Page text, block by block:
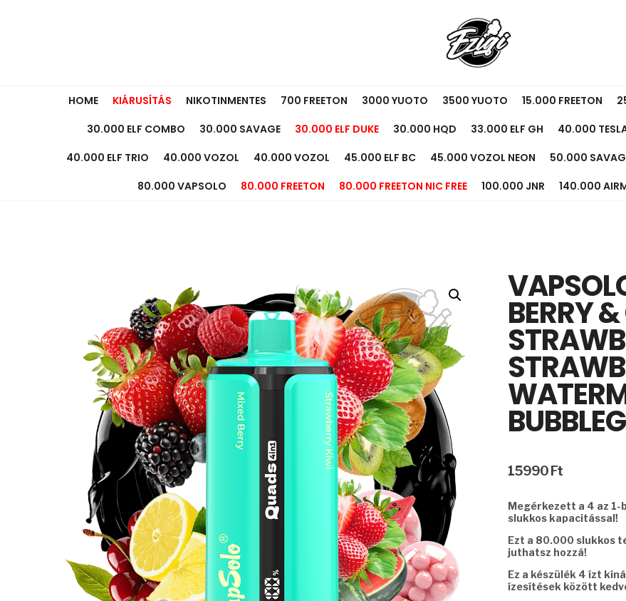
HOME KIÁRUSÍTÁS NIKOTINMENTES 700 FREETON 3000 YUOTO 3500 YUOTO 15.000 FREETON
30.000 ELF COMBO
30.000 SAVAGE 30.000 ELF DUKE 30.000 HQD 33.000 ELF GH 40.000
40.000 ELF TRIO
40.000 VOZOL 40.000 VOZOL 45.000 ELF BC 45.000 VOZOL NEON 50.000
80.000 VAPSOLO
80.000 FREETON 80.000 FREETON NIC FREE 100.000 JNR 140.000
BERRY
15990 Ft
Megérkezett a 4 az
slukkos kapacitással!
Ezt a 80.000 slukkos
juthatsz hozzá!
Ez a készülék 4 ízt
ízesítések között